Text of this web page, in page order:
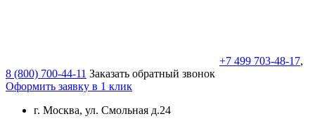
+7 499 703-48-17,
8 (800) 700-44-11 Заказать обратный звонок
Оформить заявку в 1 клик
г. Москва, ул. Смольная д.24